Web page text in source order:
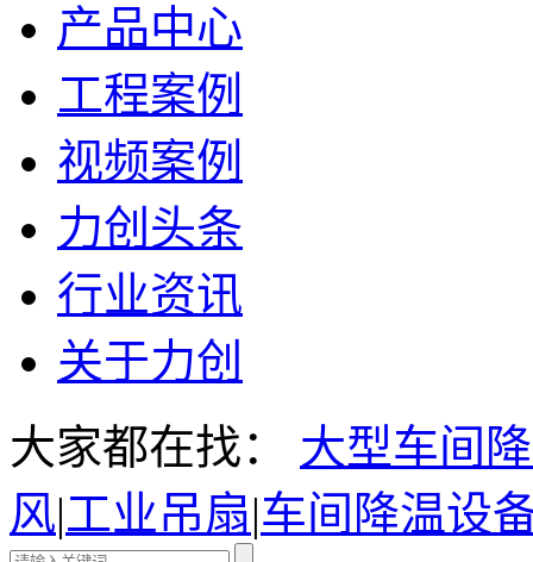
产品中心
工程案例
视频案例
力创头条
行业资讯
关于力创
大家都在找：
大型车间
风|工业吊扇|车间降温设